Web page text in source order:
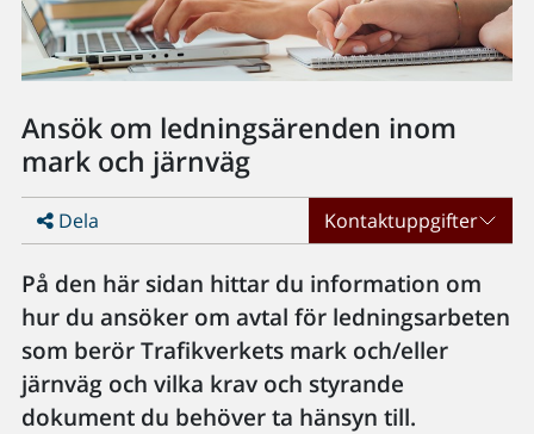
Ansök om ledningsärenden inom
mark och järnväg
Dela Kontaktuppgifter
På den här sidan hittar du information om
hur du ansöker om avtal för ledningsarbeten
som berör Trafikverkets mark och/eller
järnväg och vilka krav och styrande
dokument du behöver ta hänsyn till.